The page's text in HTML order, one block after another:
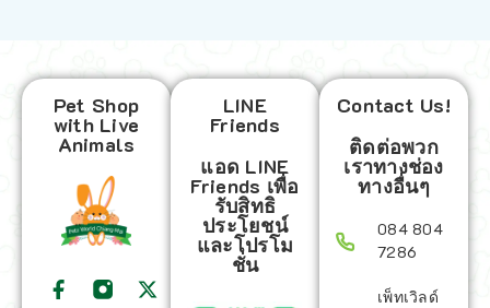
Pet Shop
with Live
Animals
LINE
Friends
แอด LINE
Friends เพื่อ
รับสิทธิ
ประโยชน์
และโปรโม
ชั่น
Contact Us!
ติดต่อพวก
เราทางช่อง
ทางอื่นๆ
084 804
7286
เพ็ทเวิลด์